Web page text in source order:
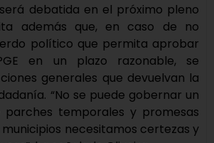
debatida en el próximo pleno
además que, en caso de no
político que permita aprobar
en un plazo razonable, se
generales que devuelvan la
“No se puede gobernar un
temporales y promesas
municipios necesitamos certezas y